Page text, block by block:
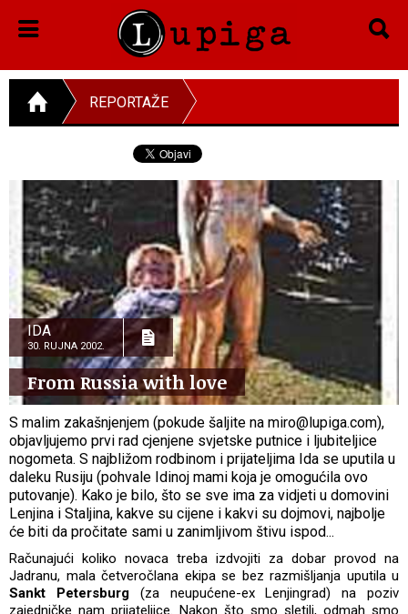
REPORTAŽE
IDA
30. RUJNA 2002.
From Russia with love
S malim zakašnjenjem (pokude šaljite na miro@lupiga.com),
objavljujemo prvi rad cjenjene svjetske putnice i ljubiteljice
nogometa. S najbližom rodbinom i prijateljima Ida se uputila u
daleku Rusiju (pohvale Idinoj mami koja je omogućila ovo
putovanje). Kako je bilo, što se sve ima za vidjeti u domovini
Lenjina i Staljina, kakve su cijene i kakvi su dojmovi, najbolje
će biti da pročitate sami u zanimljivom štivu ispod...
Računajući koliko novaca treba izdvojiti za dobar provod na
Jadranu, mala četveročlana ekipa se bez razmišljanja uputila u
Sankt Petersburg(za neupućene-ex Lenjingrad) na poziv
zajedničke nam prijateljice. Nakon što smo sletili, odmah smo